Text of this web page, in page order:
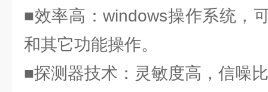
■效率高：windows操作系统，
和其它功能操作。
■探测器技术：灵敏度高，信噪